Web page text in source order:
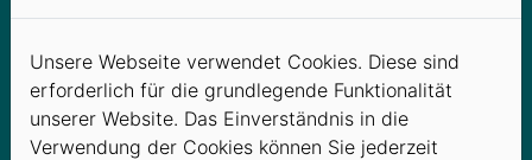
Neuigkeiten /
Meldungen
Unsere Webseite verwendet Cookies. Diese sind
erforderlich für die grundlegende Funktionalität
unserer Website. Das Einverständnis in die
Verwendung der Cookies können Sie jederzeit